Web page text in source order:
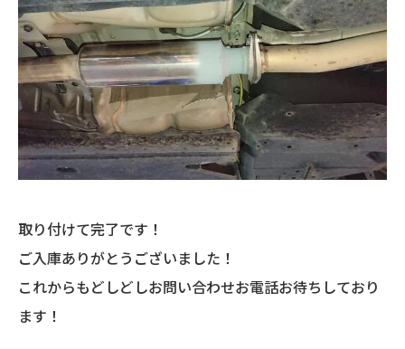
取り付けて完了です！
ご入庫ありがとうございました！
これからもどしどしお問い合わせお電話お待ちしており
ます！